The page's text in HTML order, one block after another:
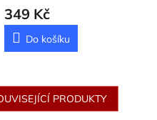
349 Kč
Do košíku
PRODUKTY